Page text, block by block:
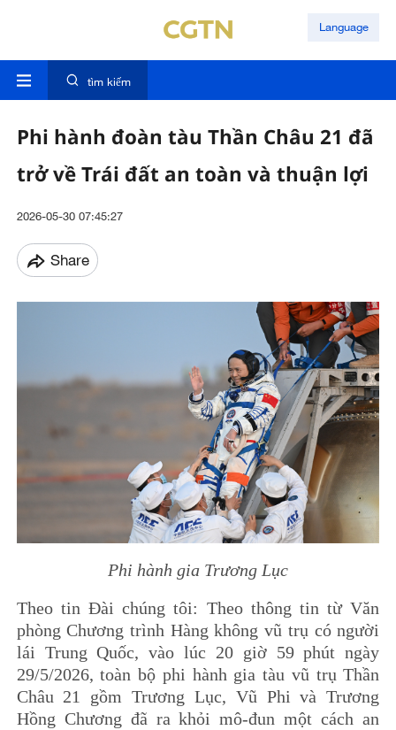
Language
tìm kiếm
Phi hành đoàn tàu Thần Châu 21 đã
trở về Trái đất an toàn và thuận lợi
2026-05-30 07:45:27
Share
Phi hành gia Trương Lục
Theo tin Đài chúng tôi: Theo thông tin từ Văn
phòng Chương trình Hàng không vũ trụ có người
lái Trung Quốc, vào lúc 20 giờ 59 phút ngày
29/5/2026, toàn bộ phi hành gia tàu vũ trụ Thần
Châu 21 gồm Trương Lục, Vũ Phi và Trương
Hồng Chương đã ra khỏi mô-đun một cách an